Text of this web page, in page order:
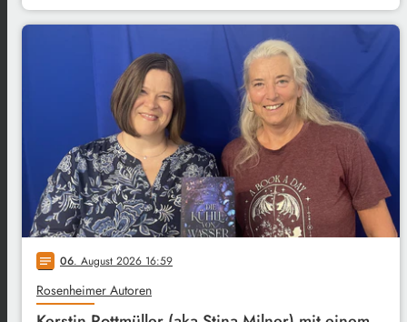
notes 06. August 2026 16:59
Rosenheimer Autoren